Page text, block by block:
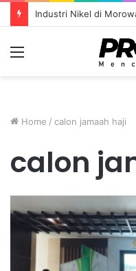
Home / calon jamaah haji
calon